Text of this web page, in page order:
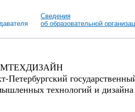
Сведения
об образовательной
Петербургский
технологий и дизайна